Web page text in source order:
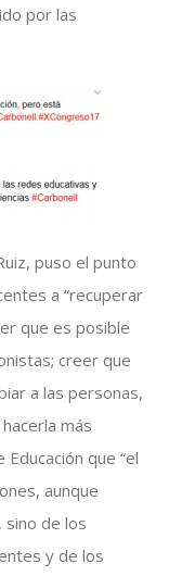
por las
puso el punto
a “recuperar
que es posible
creer que
a las personas,
más
que “el
aunque
sino de los
y de los